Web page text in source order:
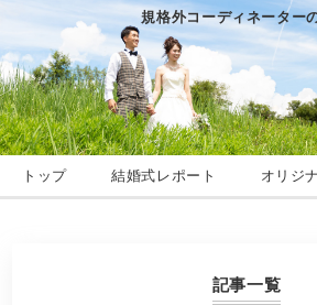
規格外コーディネーター
トップ 結婚式レポート オリジ
記事一覧